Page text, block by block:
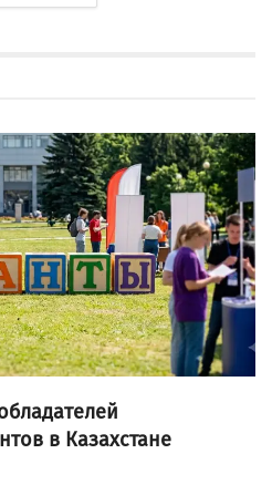
в Казахстане